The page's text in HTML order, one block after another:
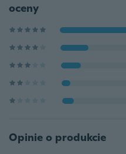
oceny
Opinie o produkcie